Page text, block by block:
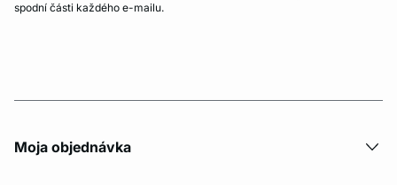
spodní části každého e-mailu.
Moja objednávka